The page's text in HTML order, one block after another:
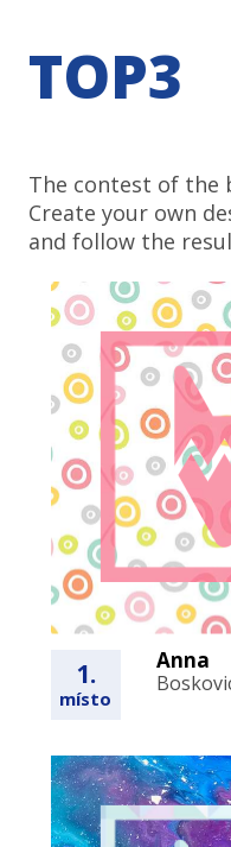
TOP3
The contest of the
Create your own
and follow the
1.
místo
Anna